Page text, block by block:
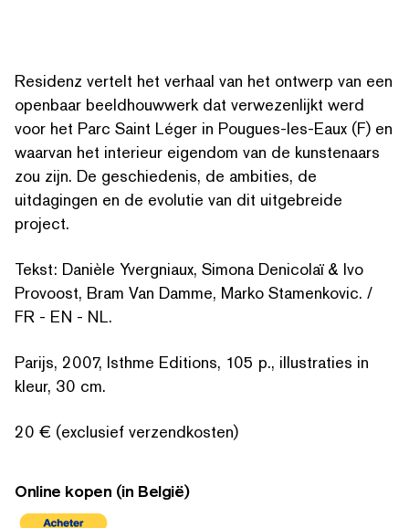
ZOEK OP TREFWOORDEN
Residenz vertelt het verhaal van het ontwerp van een
openbaar beeld­houww­erk dat ver­wezen­lijkt werd
voor het Parc Saint Léger in Pougues-les-Eaux (F) en
waarvan het interieur eigendom van de kunstenaars
zou zijn. De geschiede­nis, de ambities, de
uitdagingen en de evolutie van dit uitgebreide
project.
Tekst: Danièle Yvergniaux, Simona Denicolaï & Ivo
Provoost, Bram Van Damme, Marko Stamenkovic. /
FR - EN - NL.
Parijs, 2007, Isthme Editions, 105 p., illus­traties in
kleur, 30 cm.
20 € (exclusief verzendkosten)
Online kopen (in België)